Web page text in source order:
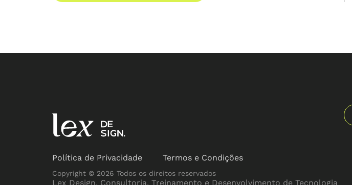
Política de Privacidade Termos e Condições
Copyright © 2026 Todos os direitos reservados
Lex Design, Consultoria, Treinamento e Desenvolvimento de Tecnologia